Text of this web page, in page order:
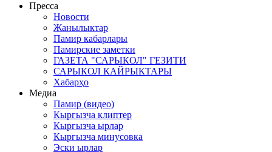
Пресса
Новости
Жанылыктар
Памир кабарлары
Памирские заметки
ГАЗЕТА "САРЫКОЛ" ГЕЗИТИ
САРЫКОЛ КАЙРЫКТАРЫ
Хабарҳо
Медиа
Памир (видео)
Кыргызча клиптер
Кыргызча ырлар
Кыргызча минусовка
Эски ырлар